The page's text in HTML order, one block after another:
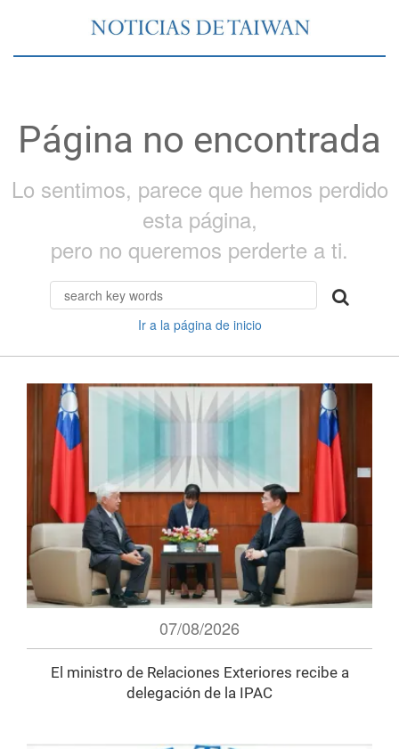
Página no encontrada
Lo sentimos, parece que hemos perdido
esta página,
pero no queremos perderte a ti.
Ir a la página de inicio
07/08/2026
El ministro de Relaciones Exteriores recibe a
delegación de la IPAC